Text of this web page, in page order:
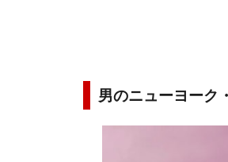
男のニューヨーク